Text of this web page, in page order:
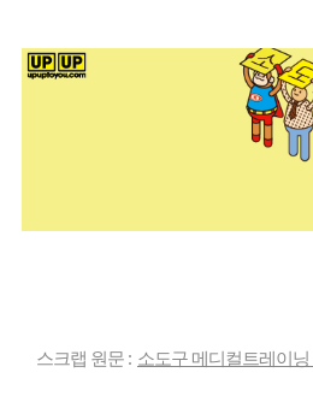
스크랩 원문 :